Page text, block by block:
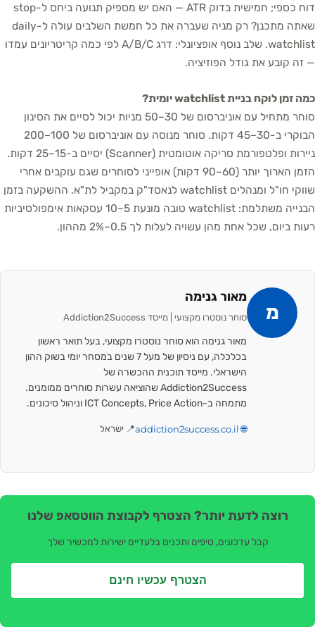
דוח כספי; חמישית בדוק ATR — האם יש מספיק תנועה ביחס ל-stop
שאתה מתכנן? רק מניה שעברה את כל חמשת השלבים עולה ל-daily
watchlist. שלב נוסף אופציונלי: דרג A/B/C לפי כמה קריטריונים עמדו
— זה קובע את גודל הפוזיציה.
כמה זמן לוקח בניית watchlist יומית?
סוחר מתחיל עם אוניברסום של 30–50 מניות יכול לסיים את הסינון
הבוקרי ב-30–45 דקות. סוחר מנוסה עם אוניברסום של 100–200
ניירות ופלטפורמת סריקה אוטומטית (Scanner) יסיים ב-15–25 דקות.
הזמן הארוך יותר (60–90 דקות) אופייני לסוחרים שגם עוקבים אחרי
שווקי חו"ל ומנהלים watchlist לנאסד"ק במקביל לת"א. ההשקעה בזמן
הבנייה משתלמת: watchlist טובה מונעת 5–10 עסקאות אימפולסיביות
רעות ביום, שכל אחת מהן עשויה לעלות לך 0.5–2% מההון.
מ
מאור גנימה
סוחר נוסטרו מקצועי | מייסד Addiction2Success
מאור גנימה הוא סוחר נוסטרו מקצועי, בעל תואר ראשון
בכלכלה, עם ניסיון של מעל 7 שנים במסחר יומי בשוק ההון
הישראלי. מייסד תוכנית ההכשרה של
Addiction2Success שהוציאה עשרות סוחרים ממומנים.
מתמחה ב-ICT Concepts, Price Action וניהול סיכונים.
🌐 addiction2success.co.il 📍 ישראל
רוצה לדעת יותר? הצטרף לקבוצת הווטסאפ שלנו
קבל עדכונים, טיפים ותכנים בלעדיים ישירות למכשיר שלך
הצטרף עכשיו חינם